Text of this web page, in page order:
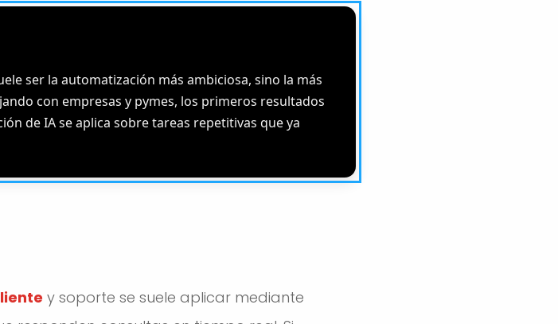
ser la automatización más ambiciosa, sino la más
con empresas y pymes, los primeros resultados
de IA se aplica sobre tareas repetitivas que ya
y soporte se suele aplicar mediante